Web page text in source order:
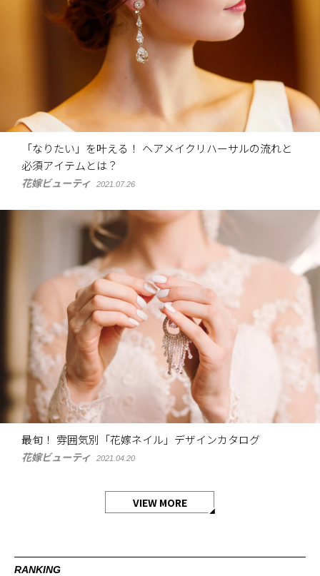
「なりたい」を叶える！ ヘアメイクリハーサルの流れと
必須アイテムとは？
花嫁ビューティ 2021.07.26
最旬！ 雰囲気別「花嫁ネイル」デザインカタログ
花嫁ビューティ 2021.04.20
VIEW MORE
RANKING